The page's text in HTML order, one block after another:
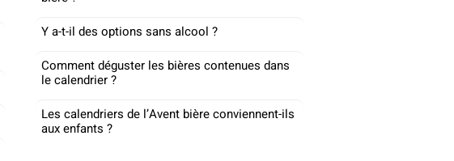
Y a-t-il des options sans alcool ?
Comment déguster les bières contenues dans
le calendrier ?
Les calendriers de l’Avent bière conviennent-ils
aux enfants ?